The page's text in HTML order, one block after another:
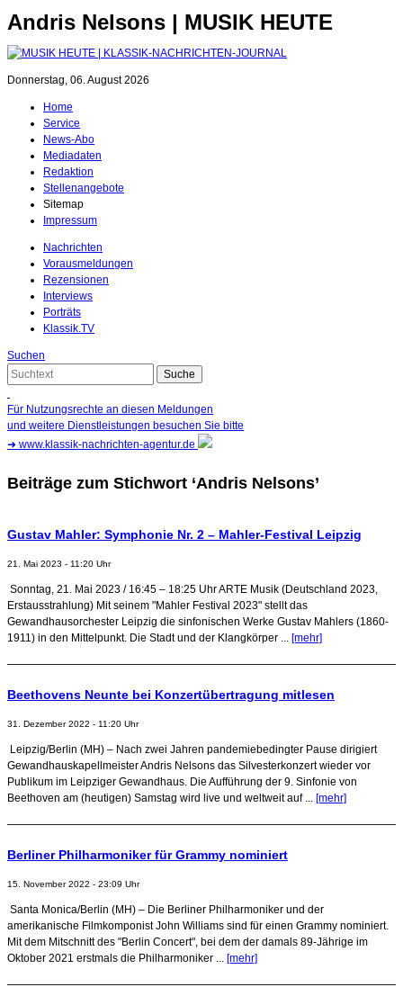
Andris Nelsons | MUSIK HEUTE
Donnerstag, 06. August 2026
Home
Service
News-Abo
Mediadaten
Redaktion
Stellenangebote
Sitemap
Impressum
Nachrichten
Vorausmeldungen
Rezensionen
Interviews
Porträts
Klassik.TV
Suchen
Für Nutzungsrechte an diesen Meldungen
und weitere Dienstleistungen besuchen Sie bitte
➜ www.klassik-nachrichten-agentur.de
Beiträge zum Stichwort ‘Andris Nelsons’
Gustav Mahler: Symphonie Nr. 2 – Mahler-Festival Leipzig
21. Mai 2023 - 11:20 Uhr
Sonntag, 21. Mai 2023 / 16:45 – 18:25 Uhr ARTE Musik (Deutschland 2023,
Erstausstrahlung) Mit seinem "Mahler Festival 2023" stellt das
Gewandhausorchester Leipzig die sinfonischen Werke Gustav Mahlers (1860-
1911) in den Mittelpunkt. Die Stadt und der Klangkörper ... [mehr]
Beethovens Neunte bei Konzertübertragung mitlesen
31. Dezember 2022 - 11:20 Uhr
Leipzig/Berlin (MH) – Nach zwei Jahren pandemiebedingter Pause dirigiert
Gewandhauskapellmeister Andris Nelsons das Silvesterkonzert wieder vor
Publikum im Leipziger Gewandhaus. Die Aufführung der 9. Sinfonie von
Beethoven am (heutigen) Samstag wird live und weltweit auf ... [mehr]
Berliner Philharmoniker für Grammy nominiert
15. November 2022 - 23:09 Uhr
Santa Monica/Berlin (MH) – Die Berliner Philharmoniker und der
amerikanische Filmkomponist John Williams sind für einen Grammy nominiert.
Mit dem Mitschnitt des "Berlin Concert", bei dem der damals 89-Jährige im
Oktober 2021 erstmals die Philharmoniker ... [mehr]